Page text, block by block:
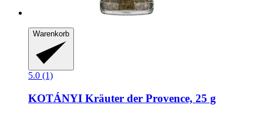
Warenkorb
5.0 (1)
KOTÁNYI Kräuter der Provence, 25 g